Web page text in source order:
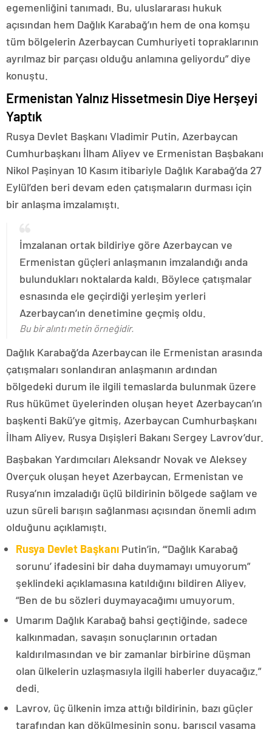
egemenliğini tanımadı. Bu, uluslararası hukuk
açısından hem Dağlık Karabağ’ın hem de ona komşu
tüm bölgelerin Azerbaycan Cumhuriyeti topraklarının
ayrılmaz bir parçası olduğu anlamına geliyordu” diye
konuştu.
Ermenistan Yalnız Hissetmesin Diye Herşeyi
Yaptık
Rusya Devlet Başkanı Vladimir Putin, Azerbaycan
Cumhurbaşkanı İlham Aliyev ve Ermenistan Başbakanı
Nikol Paşinyan 10 Kasım itibariyle Dağlık Karabağ’da 27
Eylül’den beri devam eden çatışmaların durması için
bir anlaşma imzalamıştı.
İmzalanan ortak bildiriye göre Azerbaycan ve
Ermenistan güçleri anlaşmanın imzalandığı anda
bulundukları noktalarda kaldı. Böylece çatışmalar
esnasında ele geçirdiği yerleşim yerleri
Azerbaycan’ın denetimine geçmiş oldu.
Bu bir alıntı metin örneğidir.
Dağlık Karabağ’da Azerbaycan ile Ermenistan arasında
çatışmaları sonlandıran anlaşmanın ardından
bölgedeki durum ile ilgili temaslarda bulunmak üzere
Rus hükümet üyelerinden oluşan heyet Azerbaycan’ın
başkenti Bakü’ye gitmiş, Azerbaycan Cumhurbaşkanı
İlham Aliyev, Rusya Dışişleri Bakanı Sergey Lavrov’dur.
Başbakan Yardımcıları Aleksandr Novak ve Aleksey
Overçuk oluşan heyet Azerbaycan, Ermenistan ve
Rusya’nın imzaladığı üçlü bildirinin bölgede sağlam ve
uzun süreli barışın sağlanması açısından önemli adım
olduğunu açıklamıştı.
Rusya Devlet Başkanı Putin’in, “‘Dağlık Karabağ
sorunu’ ifadesini bir daha duymamayı umuyorum”
şeklindeki açıklamasına katıldığını bildiren Aliyev,
“Ben de bu sözleri duymayacağımı umuyorum.
Umarım Dağlık Karabağ bahsi geçtiğinde, sadece
kalkınmadan, savaşın sonuçlarının ortadan
kaldırılmasından ve bir zamanlar birbirine düşman
olan ülkelerin uzlaşmasıyla ilgili haberler duyacağız.”
dedi.
Lavrov, üç ülkenin imza attığı bildirinin, bazı güçler
tarafından kan dökülmesinin sonu, barışçıl yaşama